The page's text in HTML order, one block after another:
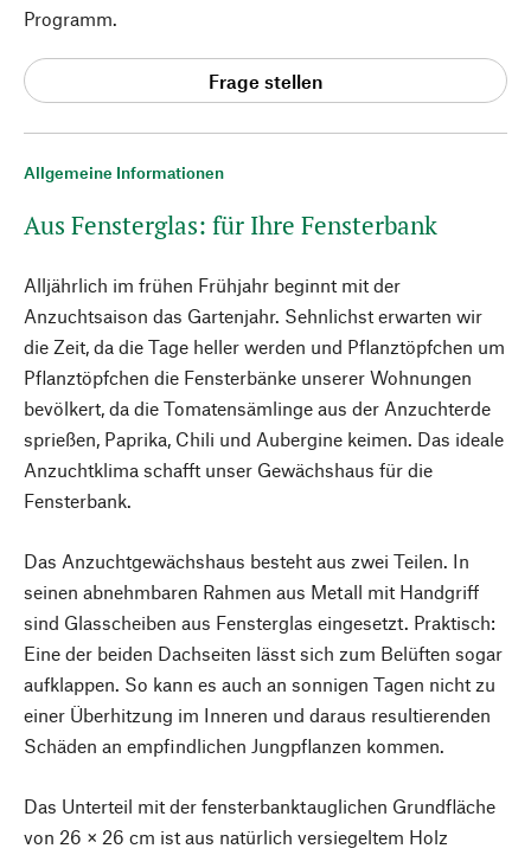
Allgemeine Informationen
Aus Fensterglas: für Ihre Fensterbank
Alljährlich im frühen Frühjahr beginnt mit der
Anzuchtsaison das Gartenjahr. Sehnlichst erwarten wir
die Zeit, da die Tage heller werden und Pflanztöpfchen um
Pflanztöpfchen die Fensterbänke unserer Wohnungen
bevölkert, da die Tomatensämlinge aus der Anzuchterde
sprießen, Paprika, Chili und Aubergine keimen. Das ideale
Anzuchtklima schafft unser Gewächshaus für die
Fensterbank.
Das Anzuchtgewächshaus besteht aus zwei Teilen. In
seinen abnehmbaren Rahmen aus Metall mit Handgriff
sind Glasscheiben aus Fensterglas eingesetzt. Praktisch:
Eine der beiden Dachseiten lässt sich zum Belüften sogar
aufklappen. So kann es auch an sonnigen Tagen nicht zu
einer Überhitzung im Inneren und daraus resultierenden
Schäden an empfindlichen Jungpflanzen kommen.
Das Unterteil mit der fensterbanktauglichen Grundfläche
von 26 × 26 cm ist aus natürlich versiegeltem Holz
Programm.
Frage stellen